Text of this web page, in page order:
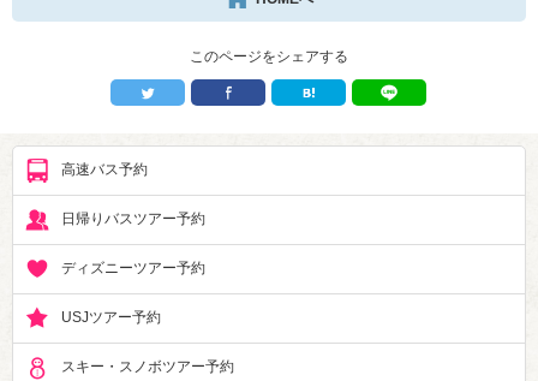
このページをシェアする
高速バス予約
日帰りバスツアー予約
ディズニーツアー予約
USJツアー予約
スキー・スノボツアー予約